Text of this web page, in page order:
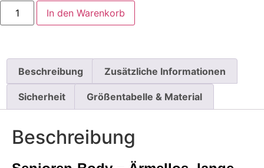
In den Warenkorb
Beschreibung Zusätzliche Informationen
Sicherheit Größentabelle & Material
Beschreibung